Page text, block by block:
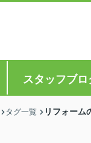
スタッフブロ
タグ一覧 リフォーム